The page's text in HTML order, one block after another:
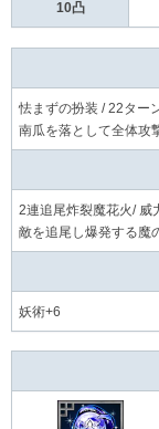
10凸
怯まずの扮装 / 22ター
南瓜を落として全体攻
2連追尾炸裂魔花火/ 威
敵を追尾し爆発する魔
妖術+6